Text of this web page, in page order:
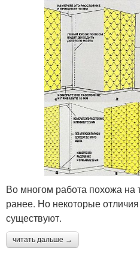
Во многом работа похожа на
ранее. Но некоторые
существуют.
читать дальше →